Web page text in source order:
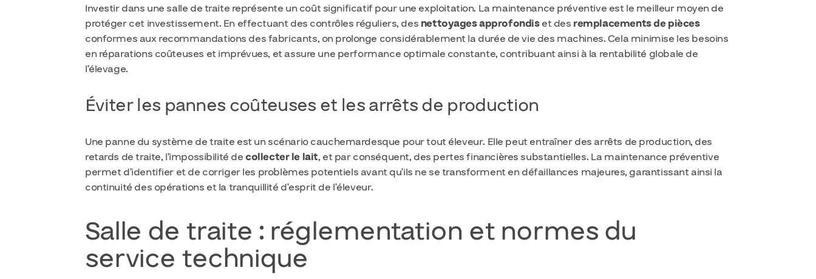
Investir dans une salle de traite représente un coût significatif pour une exploitation. La maintenance préventive est le meilleur moyen de
protéger cet investissement. En effectuant des contrôles réguliers, des nettoyages approfondiset des remplacements de pièces
conformes aux recommandations des fabricants, on prolonge considérablement la durée de vie des machines. Cela minimise les besoins
en réparations coûteuses et imprévues, et assure une performance optimale constante, contribuant ainsi à la rentabilité globale de
l’élevage.
Éviter les pannes coûteuses et les arrêts de production
Une panne du système de traite est un scénario cauchemardesque pour tout éleveur. Elle peut entraîner des arrêts de production, des
retards de traite, l’impossibilité decollecter le lait, et par conséquent, des pertes financières substantielles. La maintenance préventive
permet d’identifier et de corriger les problèmes potentiels avant qu’ils ne se transforment en défaillances majeures, garantissant ainsi la
continuité des opérations et la tranquillité d’esprit de l’éleveur.
Salle de traite : réglementation et normes du
service technique